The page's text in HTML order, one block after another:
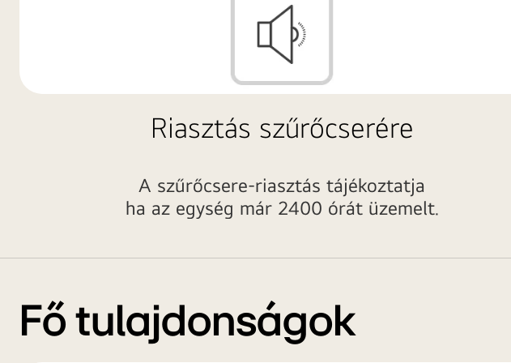
Riasztás szűrőcserére
A szűrőcsere-riasztás tájékoztatja
ha az egység már 2400 órát üzemelt.
Fő tulajdonságok